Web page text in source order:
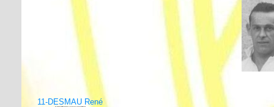
11-DESMAU René